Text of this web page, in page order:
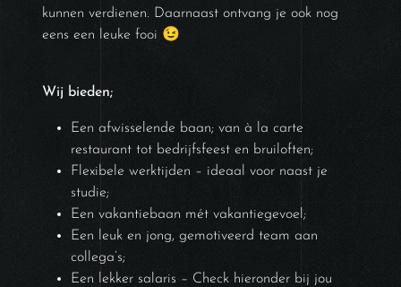
kunnen verdienen. Daarnaast ontvang je ook nog
eens een leuke fooi 😉
Wij bieden;
Een afwisselende baan; van à la carte
restaurant tot bedrijfsfeest en bruiloften;
Flexibele werktijden – ideaal voor naast je
studie;
Een vakantiebaan mét vakantiegevoel;
Een leuk en jong, gemotiveerd team aan
collega’s;
Een lekker salaris – Check hieronder bij jou